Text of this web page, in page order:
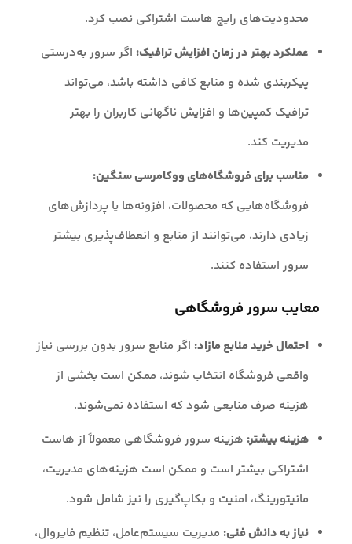
محدودیت‌های رایج هاست اشتراکی نصب کرد.
عملکرد بهتر در زمان افزایش ترافیک: اگر سرور به‌درستی
پیکربندی شده و منابع کافی داشته باشد، می‌تواند
ترافیک کمپین‌ها و افزایش ناگهانی کاربران را بهتر
مدیریت کند.
مناسب برای فروشگاه‌های ووکامرسی سنگین:
فروشگاه‌هایی که محصولات، افزونه‌ها یا پردازش‌های
زیادی دارند، می‌توانند از منابع و انعطاف‌پذیری بیشتر
سرور استفاده کنند.
معایب سرور فروشگاهی
احتمال خرید منابع مازاد: اگر منابع سرور بدون بررسی نیاز
واقعی فروشگاه انتخاب شوند، ممکن است بخشی از
هزینه صرف منابعی شود که استفاده نمی‌شوند.
هزینه بیشتر: هزینه سرور فروشگاهی معمولاً از هاست
اشتراکی بیشتر است و ممکن است هزینه‌های مدیریت،
مانیتورینگ، امنیت و بکاپ‌گیری را نیز شامل شود.
نیاز به دانش فنی: مدیریت سیستم‌عامل، تنظیم فایروال،